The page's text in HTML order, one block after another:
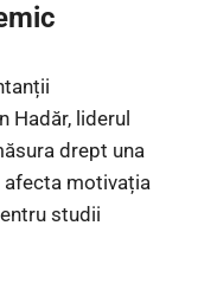
Hadăr, liderul
drept una
afecta motivația
studii